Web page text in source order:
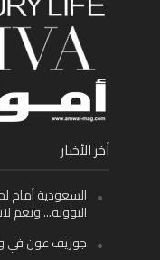
أخر الأخبار
السعودية أمام
النووية… ونعم
جوزيف عون في